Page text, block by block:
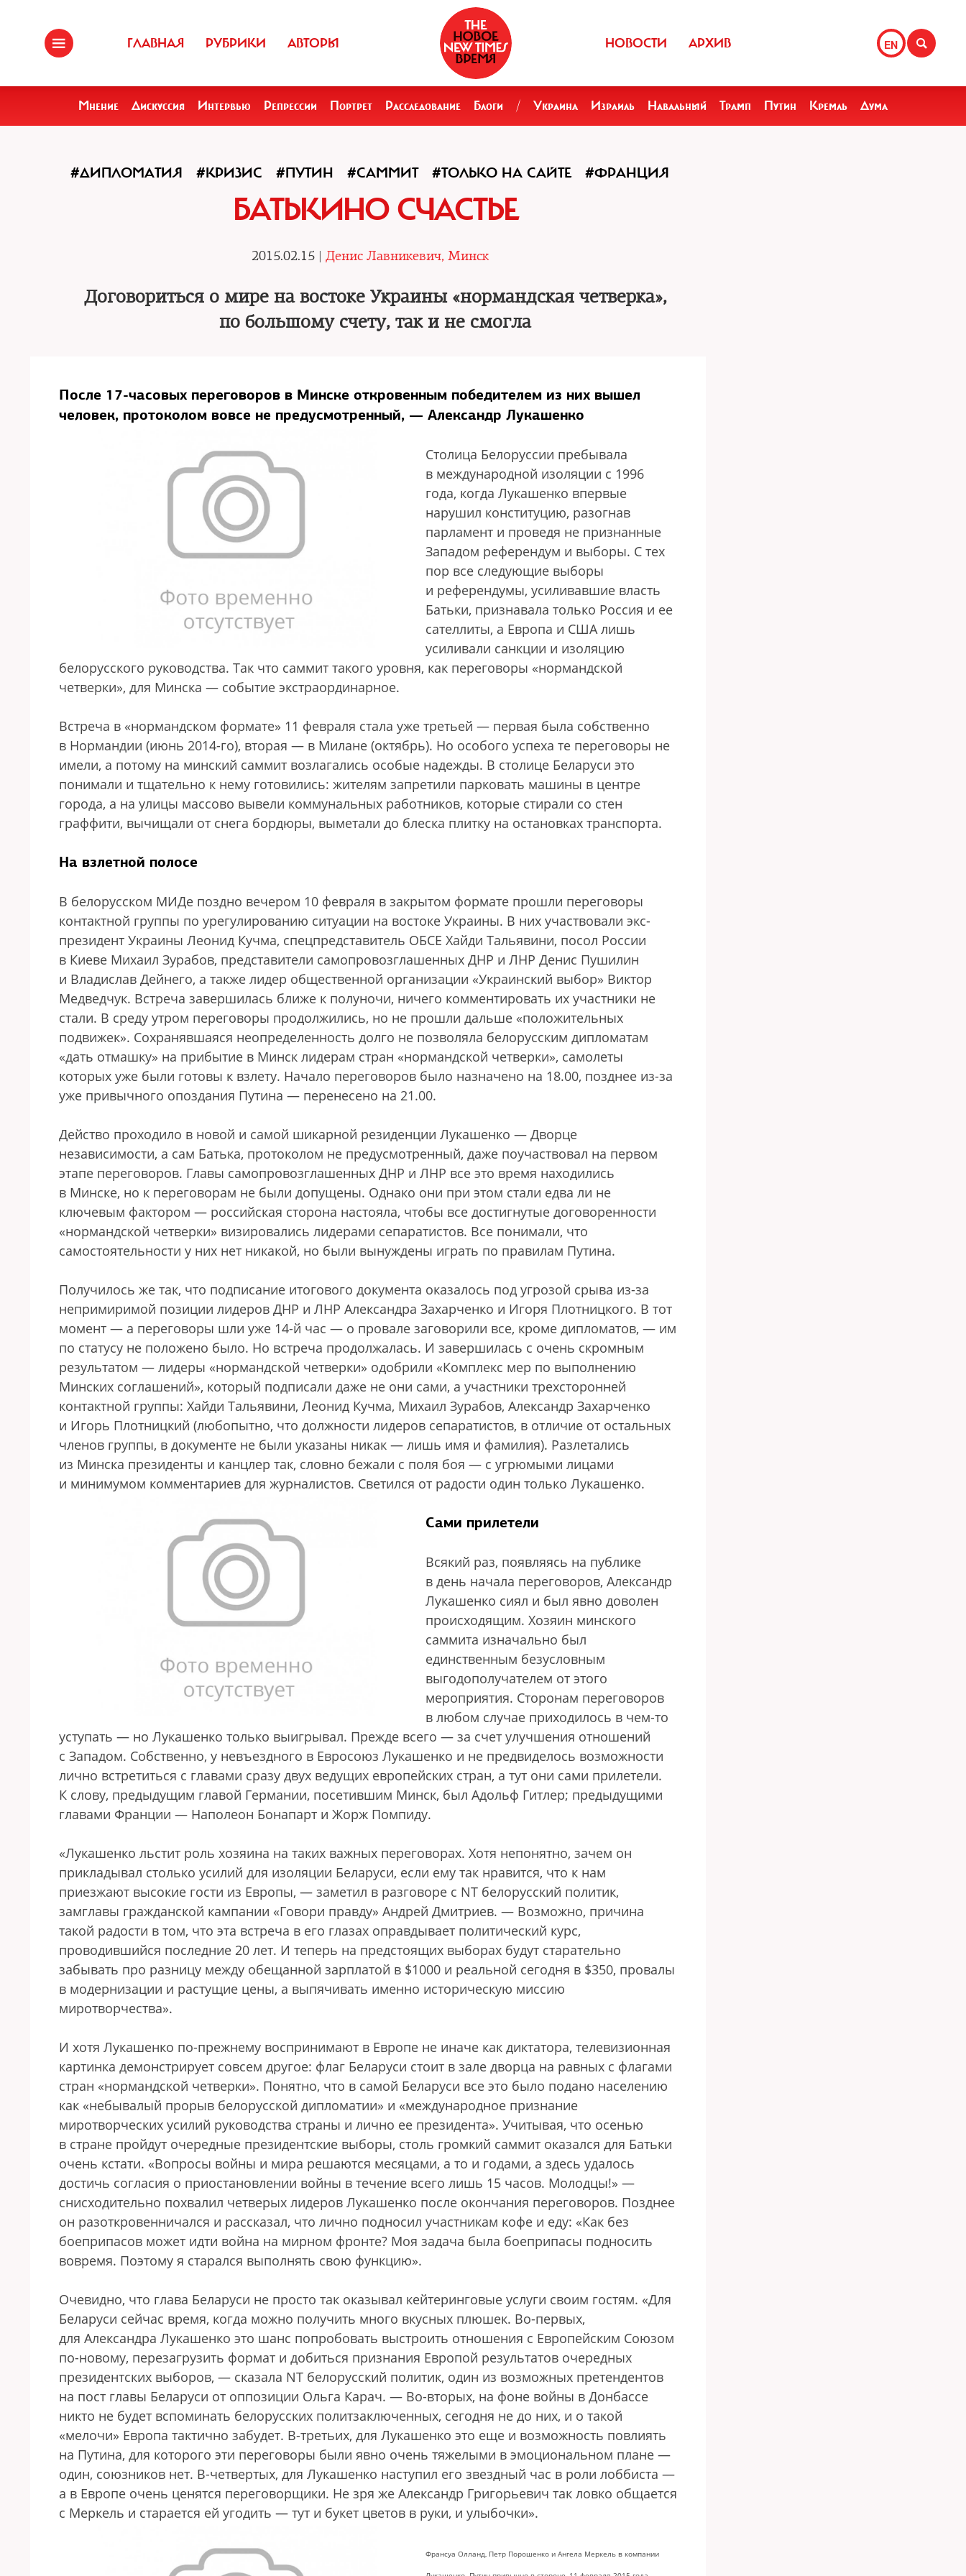
ГЛАВНАЯ РУБРИКИ АВТОРЫ EN
НОВОСТИ АРХИВ
Мнение Дискуссия Интервью Репрессии Портрет Расследование Блоги / Украина Израиль Навальный Трамп Путин Кремль Дума
#ДИПЛОМАТИЯ #КРИЗИС #ПУТИН #САММИТ #ТОЛЬКО НА САЙТЕ #ФРАНЦИЯ
БАТЬКИНО СЧАСТЬЕ
2015.02.15 | Денис Лавникевич, Минск
Договориться о мире на востоке Украины «нормандская четверка»,
по большому счету, так и не смогла
После 17-часовых переговоров в Минске откровенным победителем из них вышел
человек, протоколом вовсе не предусмотренный, — Александр Лукашенко
Столица Белоруссии пребывала
в международной изоляции с 1996
года, когда Лукашенко впервые
нарушил конституцию, разогнав
парламент и проведя не признанные
Западом референдум и выборы. С тех
пор все следующие выборы
и референдумы, усиливавшие власть
Батьки, признавала только Россия и ее
сателлиты, а Европа и США лишь
усиливали санкции и изоляцию
белорусского руководства. Так что саммит такого уровня, как переговоры «нормандской
четверки», для Минска — событие экстраординарное.
Встреча в «нормандском формате» 11 февраля стала уже третьей — первая была собственно
в Нормандии (июнь 2014-го), вторая — в Милане (октябрь). Но особого успеха те переговоры не
имели, а потому на минский саммит возлагались особые надежды. В столице Беларуси это
понимали и тщательно к нему готовились: жителям запретили парковать машины в центре
города, а на улицы массово вывели коммунальных работников, которые стирали со стен
граффити, вычищали от снега бордюры, выметали до блеска плитку на остановках транспорта.
На взлетной полосе
В белорусском МИДе поздно вечером 10 февраля в закрытом формате прошли переговоры
контактной группы по урегулированию ситуации на востоке Украины. В них участвовали экс-
президент Украины Леонид Кучма, спецпредставитель ОБСЕ Хайди Тальявини, посол России
в Киеве Михаил Зурабов, представители самопровозглашенных ДНР и ЛНР Денис Пушилин
и Владислав Дейнего, а также лидер общественной организации «Украинский выбор» Виктор
Медведчук. Встреча завершилась ближе к полуночи, ничего комментировать их участники не
стали. В среду утром переговоры продолжились, но не прошли дальше «положительных
подвижек». Сохранявшаяся неопределенность долго не позволяла белорусским дипломатам
«дать отмашку» на прибытие в Минск лидерам стран «нормандской четверки», самолеты
которых уже были готовы к взлету. Начало переговоров было назначено на 18.00, позднее из-за
уже привычного опоздания Путина — перенесено на 21.00.
Действо проходило в новой и самой шикарной резиденции Лукашенко — Дворце
независимости, а сам Батька, протоколом не предусмотренный, даже поучаствовал на первом
этапе переговоров. Главы самопровозглашенных ДНР и ЛНР все это время находились
в Минске, но к переговорам не были допущены. Однако они при этом стали едва ли не
ключевым фактором — российская сторона настояла, чтобы все достигнутые договоренности
«нормандской четверки» визировались лидерами сепаратистов. Все понимали, что
самостоятельности у них нет никакой, но были вынуждены играть по правилам Путина.
Получилось же так, что подписание итогового документа оказалось под угрозой срыва из-за
непримиримой позиции лидеров ДНР и ЛНР Александра Захарченко и Игоря Плотницкого. В тот
момент — а переговоры шли уже 14-й час — о провале заговорили все, кроме дипломатов, — им
по статусу не положено было. Но встреча продолжалась. И завершилась с очень скромным
результатом — лидеры «нормандской четверки» одобрили «Комплекс мер по выполнению
Минских соглашений», который подписали даже не они сами, а участники трехсторонней
контактной группы: Хайди Тальявини, Леонид Кучма, Михаил Зурабов, Александр Захарченко
и Игорь Плотницкий (любопытно, что должности лидеров сепаратистов, в отличие от остальных
членов группы, в документе не были указаны никак — лишь имя и фамилия). Разлетались
из Минска президенты и канцлер так, словно бежали с поля боя — с угрюмыми лицами
и минимумом комментариев для журналистов. Светился от радости один только Лукашенко.
Сами прилетели
Всякий раз, появляясь на публике
в день начала переговоров, Александр
Лукашенко сиял и был явно доволен
происходящим. Хозяин минского
саммита изначально был
единственным безусловным
выгодополучателем от этого
мероприятия. Сторонам переговоров
в любом случае приходилось в чем-то
уступать — но Лукашенко только выигрывал. Прежде всего — за счет улучшения отношений
с Западом. Собственно, у невъездного в Евросоюз Лукашенко и не предвиделось возможности
лично встретиться с главами сразу двух ведущих европейских стран, а тут они сами прилетели.
К слову, предыдущим главой Германии, посетившим Минск, был Адольф Гитлер; предыдущими
главами Франции — Наполеон Бонапарт и Жорж Помпиду.
«Лукашенко льстит роль хозяина на таких важных переговорах. Хотя непонятно, зачем он
прикладывал столько усилий для изоляции Беларуси, если ему так нравится, что к нам
приезжают высокие гости из Европы, — заметил в разговоре с NT белорусский политик,
замглавы гражданской кампании «Говори правду» Андрей Дмитриев. — Возможно, причина
такой радости в том, что эта встреча в его глазах оправдывает политический курс,
проводившийся последние 20 лет. И теперь на предстоящих выборах будут старательно
забывать про разницу между обещанной зарплатой в $1000 и реальной сегодня в $350, провалы
в модернизации и растущие цены, а выпячивать именно историческую миссию
миротворчества».
И хотя Лукашенко по-прежнему воспринимают в Европе не иначе как диктатора, телевизионная
картинка демонстрирует совсем другое: флаг Беларуси стоит в зале дворца на равных с флагами
стран «нормандской четверки». Понятно, что в самой Беларуси все это было подано населению
как «небывалый прорыв белорусской дипломатии» и «международное признание
миротворческих усилий руководства страны и лично ее президента». Учитывая, что осенью
в стране пройдут очередные президентские выборы, столь громкий саммит оказался для Батьки
очень кстати. «Вопросы войны и мира решаются месяцами, а то и годами, а здесь удалось
достичь согласия о приостановлении войны в течение всего лишь 15 часов. Молодцы!» —
снисходительно похвалил четверых лидеров Лукашенко после окончания переговоров. Позднее
он разоткровенничался и рассказал, что лично подносил участникам кофе и еду: «Как без
боеприпасов может идти война на мирном фронте? Моя задача была боеприпасы подносить
вовремя. Поэтому я старался выполнять свою функцию».
Очевидно, что глава Беларуси не просто так оказывал кейтеринговые услуги своим гостям. «Для
Беларуси сейчас время, когда можно получить много вкусных плюшек. Во-первых,
для Александра Лукашенко это шанс попробовать выстроить отношения с Европейским Союзом
по-новому, перезагрузить формат и добиться признания Европой результатов очередных
президентских выборов, — сказала NT белорусский политик, один из возможных претендентов
на пост главы Беларуси от оппозиции Ольга Карач. — Во-вторых, на фоне войны в Донбассе
никто не будет вспоминать белорусских политзаключенных, сегодня не до них, и о такой
«мелочи» Европа тактично забудет. В-третьих, для Лукашенко это еще и возможность повлиять
на Путина, для которого эти переговоры были явно очень тяжелыми в эмоциональном плане —
один, союзников нет. В-четвертых, для Лукашенко наступил его звездный час в роли лоббиста —
а в Европе очень ценятся переговорщики. Не зря же Александр Григорьевич так ловко общается
с Меркель и старается ей угодить — тут и букет цветов в руки, и улыбочки».
Франсуа Олланд, Петр Порошенко и Ангела Меркель в компании